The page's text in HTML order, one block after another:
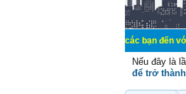
Chào mừng các bạn đến với Diễn
Nếu đây là
để trở